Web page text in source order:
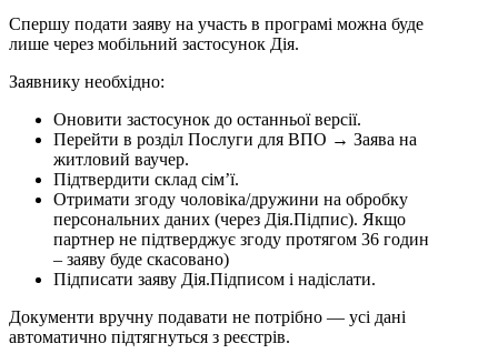
Спершу подати заяву на участь в програмі можна буде
лише через мобільний застосунок Дія.
Заявнику необхідно:
Оновити застосунок до останньої версії.
Перейти в розділ Послуги для ВПО → Заява на
житловий ваучер.
Підтвердити склад сім’ї.
Отримати згоду чоловіка/дружини на обробку
персональних даних (через Дія.Підпис). Якщо
партнер не підтверджує згоду протягом 36 годин
– заяву буде скасовано)
Підписати заяву Дія.Підписом і надіслати.
Документи вручну подавати не потрібно — усі дані
автоматично підтягнуться з реєстрів.